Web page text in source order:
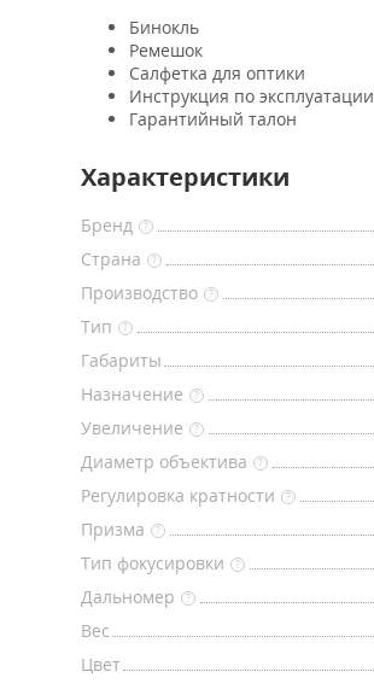
Бинокль
Ремешок
Салфетка для оптики
Инструкция по эксплуатации
Гарантийный талон
Характеристики
Бренд ?
Страна
?
Производство
?
Тип
?
Габариты
Назначение
?
Увеличение ?
Диаметр объектива
?
Регулировка кратности
?
Призма
?
Тип фокусировки ?
Дальномер ?
Вес
Цвет